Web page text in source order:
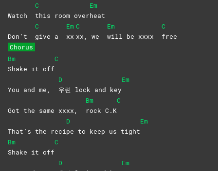
Watch
C
this room over
Em
heat
Don’t
C
give a
Em
xx
C
xx, we
Em
will be xxxx
C
free
Chorus
Bm
Shake it off
C
You and me,
D
우린 lock and key
Em
Got the same xxxx,
Bm
rock C.K
C
That’s the reci
D
pe to keep us tight
Em
Bm
Shake it off
C
D
Em